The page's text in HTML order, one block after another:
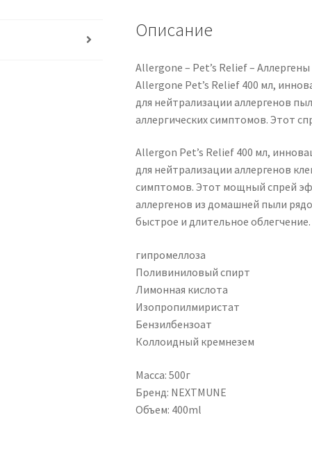
dust
ml
–
NEXTMUNE
Описание
Allergone – Pet’s Relief –
Allergone Pet’s Relief 400 мл,
для нейтрализации аллергенов
аллергических симптомов. Этот
Allergon Pet’s Relief 400 мл,
для нейтрализации аллергенов
симптомов. Этот мощный спрей
аллергенов из домашней пыли
быстрое и длительное облегчение.
гипромеллоза
Поливиниловый спирт
Лимонная кислота
Изопропилмиристат
Бензилбензоат
Коллоидный кремнезем
Масса: 500г
Бренд: NEXTMUNE
Объем: 400ml